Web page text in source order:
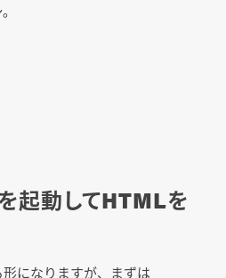
起動してHTMLを
になりますが、まずは